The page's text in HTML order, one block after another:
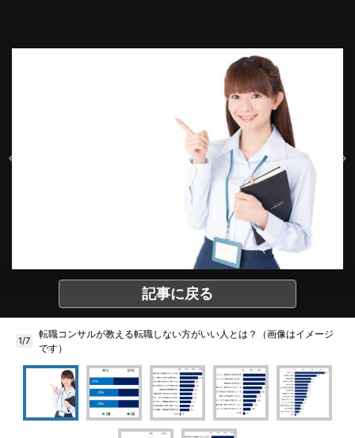
記事に戻る
1/7
転職コンサルが教える転職しない方がいい人とは？（画像はイメージ
です）